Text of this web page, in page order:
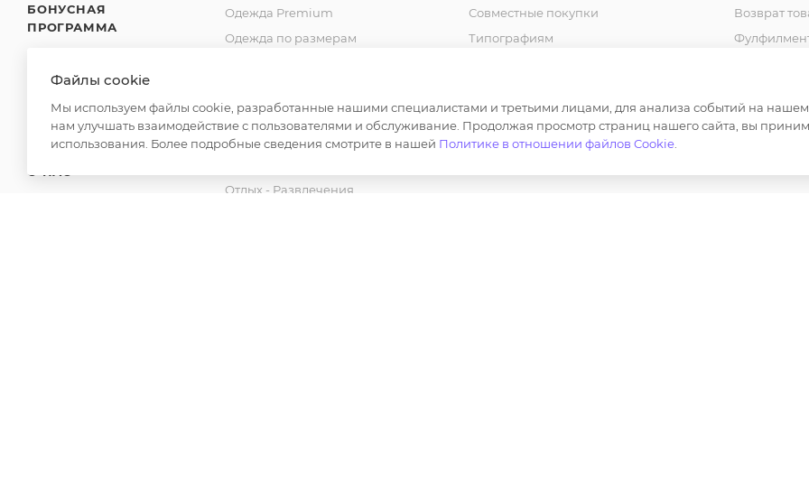
БОНУСНАЯ
ПРОГРАММА
ОПЛАТА
О НАС
Одежда Premium
Одежда по размерам
Спецодежда
Товары для бани
Отдых - Развлечения
Совместные покупки
Типографиям
Сотрудничество
Возврат
Файлы cookie
Мы используем файлы cookie, разработанные нашими специалистами и третьими лицами, для анализа событий на нашем
нам улучшать взаимодействие с пользователями и обслуживание. Продолжая просмотр страниц нашего сайта, вы
использования. Более подробные сведения смотрите в нашей Политике в отношении файлов Cookie